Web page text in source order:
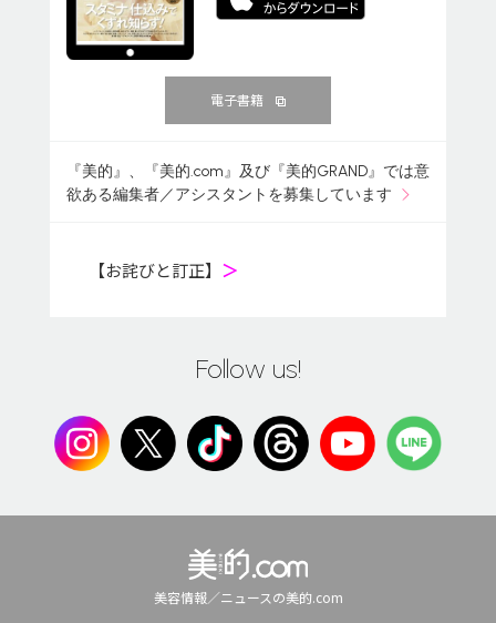
電子書籍
『美的』、『美的.com』及び『美的GRAND』では意
欲ある編集者／アシスタントを募集しています
【お詫びと訂正】 ＞
Follow us!
美容情報／ニュースの美的.com